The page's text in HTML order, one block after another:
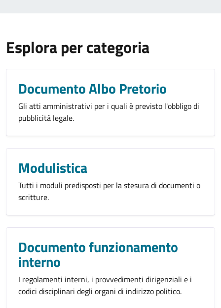
Esplora per categoria
Documento Albo Pretorio
Gli atti amministrativi per i quali è previsto l'obbligo di
pubblicità legale.
Modulistica
Tutti i moduli predisposti per la stesura di documenti o
scritture.
Documento funzionamento
interno
I regolamenti interni, i provvedimenti dirigenziali e i
codici disciplinari degli organi di indirizzo politico.